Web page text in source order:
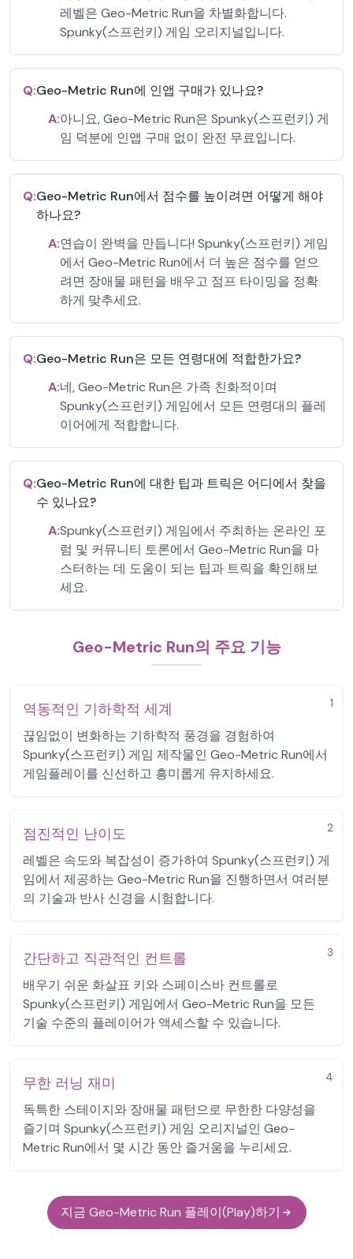
레벨은 Geo-Metric Run을 차별화합니다.
Spunky(스프런키) 게임 오리지널입니다.
Q:Geo-Metric Run에 인앱 구매가 있나요?
A:아니요, Geo-Metric Run은 Spunky(스프런키) 게
임 덕분에 인앱 구매 없이 완전 무료입니다.
Q:Geo-Metric Run에서 점수를 높이려면 어떻게 해야
하나요?
A:연습이 완벽을 만듭니다! Spunky(스프런키) 게임
에서 Geo-Metric Run에서 더 높은 점수를 얻으
려면 장애물 패턴을 배우고 점프 타이밍을 정확
하게 맞추세요.
Q:Geo-Metric Run은 모든 연령대에 적합한가요?
A:네, Geo-Metric Run은 가족 친화적이며
Spunky(스프런키) 게임에서 모든 연령대의 플레
이어에게 적합합니다.
Q:Geo-Metric Run에 대한 팁과 트릭은 어디에서 찾을
수 있나요?
A:Spunky(스프런키) 게임에서 주최하는 온라인 포
럼 및 커뮤니티 토론에서 Geo-Metric Run을 마
스터하는 데 도움이 되는 팁과 트릭을 확인해보
세요.
Geo-Metric Run의 주요 기능
1
역동적인 기하학적 세계
끊임없이 변화하는 기하학적 풍경을 경험하여
Spunky(스프런키) 게임 제작물인 Geo-Metric Run에서
게임플레이를 신선하고 흥미롭게 유지하세요.
2
점진적인 난이도
레벨은 속도와 복잡성이 증가하여 Spunky(스프런키) 게
임에서 제공하는 Geo-Metric Run을 진행하면서 여러분
의 기술과 반사 신경을 시험합니다.
3
간단하고 직관적인 컨트롤
배우기 쉬운 화살표 키와 스페이스바 컨트롤로
Spunky(스프런키) 게임에서 Geo-Metric Run을 모든
기술 수준의 플레이어가 액세스할 수 있습니다.
4
무한 러닝 재미
독특한 스테이지와 장애물 패턴으로 무한한 다양성을
즐기며 Spunky(스프런키) 게임 오리지널인 Geo-
Metric Run에서 몇 시간 동안 즐거움을 누리세요.
지금 Geo-Metric Run 플레이(Play)하기